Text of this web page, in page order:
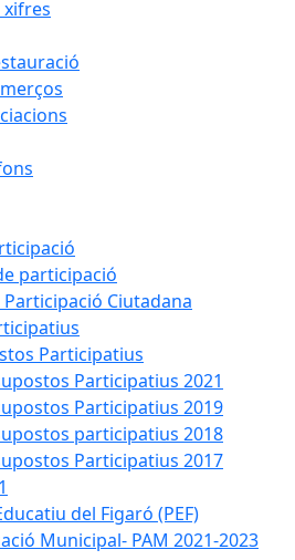
xifres
participació
Ciutadana
Participatius
Participatius 2021
Participatius 2019
participatius 2018
Participatius 2017
del Figaró (PEF)
Municipal- PAM 2021-2023